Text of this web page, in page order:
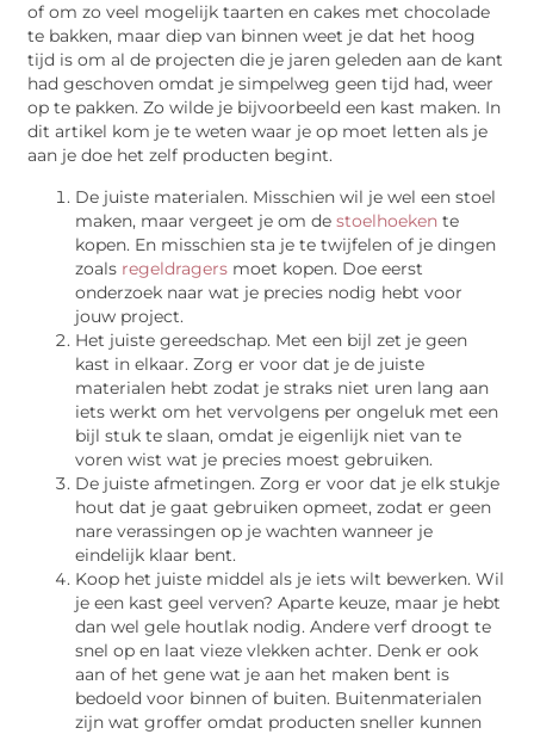
of om zo veel mogelijk taarten en cakes met chocolade
te bakken, maar diep van binnen weet je dat het hoog
tijd is om al de projecten die je jaren geleden aan de kant
had geschoven omdat je simpelweg geen tijd had, weer
op te pakken. Zo wilde je bijvoorbeeld een kast maken. In
dit artikel kom je te weten waar je op moet letten als je
aan je doe het zelf producten begint.
De juiste materialen. Misschien wil je wel een stoel
maken, maar vergeet je om destoelhoeken te
kopen. En misschien sta je te twijfelen of je dingen
zoals regeldragers moet kopen. Doe eerst
onderzoek naar wat je precies nodig hebt voor
jouw project.
Het juiste gereedschap. Met een bijl zet je geen
kast in elkaar. Zorg er voor dat je de juiste
materialen hebt zodat je straks niet uren lang aan
iets werkt om het vervolgens per ongeluk met een
bijl stuk te slaan, omdat je eigenlijk niet van te
voren wist wat je precies moest gebruiken.
De juiste afmetingen. Zorg er voor dat je elk stukje
hout dat je gaat gebruiken opmeet, zodat er geen
nare verassingen op je wachten wanneer je
eindelijk klaar bent.
Koop het juiste middel als je iets wilt bewerken. Wil
je een kast geel verven? Aparte keuze, maar je hebt
dan wel gele houtlak nodig. Andere verf droogt te
snel op en laat vieze vlekken achter. Denk er ook
aan of het gene wat je aan het maken bent is
bedoeld voor binnen of buiten. Buitenmaterialen
zijn wat groffer omdat producten sneller kunnen